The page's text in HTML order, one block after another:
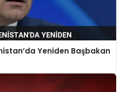
Yeniden Başbakan